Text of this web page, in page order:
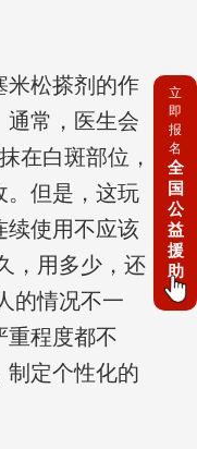
米松搽剂的作
通常，医生会
在白斑部位，
。但是，这玩
续使用不应该
，用多少，还
的情况不一
重程度都不
制定个性化的
立
即
报
名
全
国
公
益
援
助